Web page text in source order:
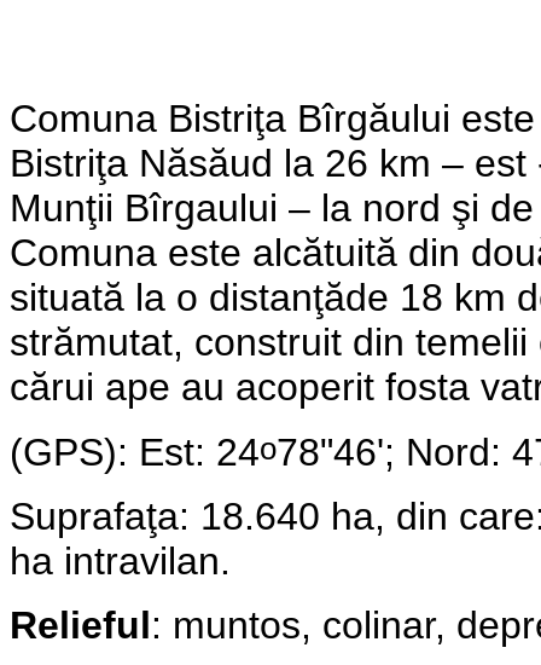
Comuna Bistriţa Bîrgăului
Bistriţa Năsăud la 26 km –
Munţii Bîrgaului – la nord şi
Comuna este alcătuită din
situată la o distanţăde 18 km
strămutat, construit din
cărui ape au acoperit fosta
(GPS): Est: 24o78"46'; Nord:
Suprafaţa: 18.640 ha, din
ha intravilan.
Relieful: muntos, colinar,